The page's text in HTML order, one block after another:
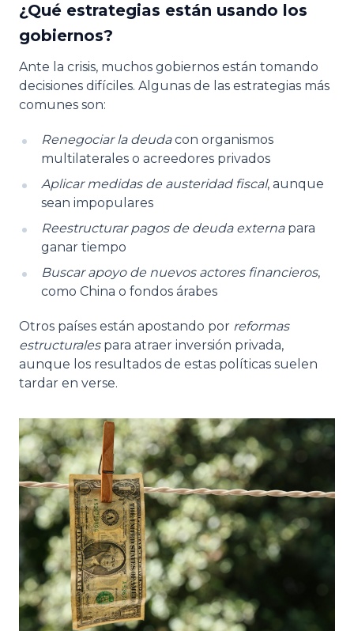
¿Qué estrategias están usando los
gobiernos?
Ante la crisis, muchos gobiernos están tomando
decisiones difíciles. Algunas de las estrategias más
comunes son:
Renegociar la deudacon organismos
multilaterales o acreedores privados
Aplicar medidas de austeridad fiscal, aunque
sean impopulares
Reestructurar pagos de deuda externapara
ganar tiempo
Buscar apoyo de nuevos actores financieros,
como China o fondos árabes
Otros países están apostando por reformas
estructuralespara atraer inversión privada,
aunque los resultados de estas políticas suelen
tardar en verse.